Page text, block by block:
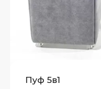
Пуф 5в1